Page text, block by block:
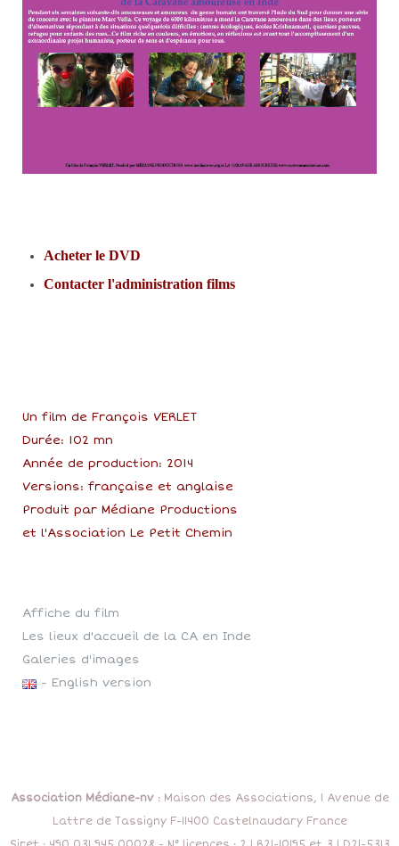
Acheter le DVD
Contacter l'administration films
Un film de François VERLET
Durée: 102 mn
Année de production: 2014
Versions: française et anglaise
Produit par Médiane Productions
et l'Association Le Petit Chemin
Affiche du film
Les lieux d'accueil de la CA en Inde
Galeries d'images
- English version
Association Médiane-nv: Maison des Associations, 1 Avenue de
Lattre de Tassigny F-11400 Castelnaudary France